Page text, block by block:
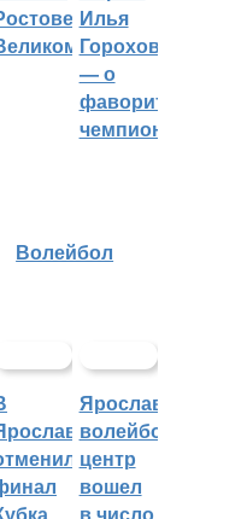
Илья
Горохов
— о
фаворитах
чемпионата
Волейбол
Ярославский
волейбольный
центр
вошел